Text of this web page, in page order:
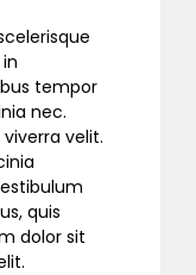
tempor
nec.
velit.
quis
dolor sit